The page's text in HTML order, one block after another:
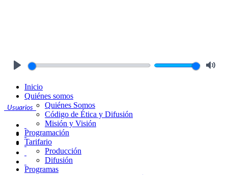
Usuarios
Inicio
Quiénes somos
Quiénes Somos
Código de Ética y Difusión
Misión y Visión
Programación
Tarifario
Producción
Difusión
Programas